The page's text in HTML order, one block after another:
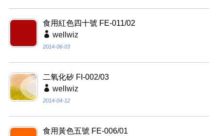
食用紅色四十號 FE-011/02
wellwiz
2014-06-03
二氧化矽 FI-002/03
wellwiz
2014-04-12
食用黃色五號 FE-006/01